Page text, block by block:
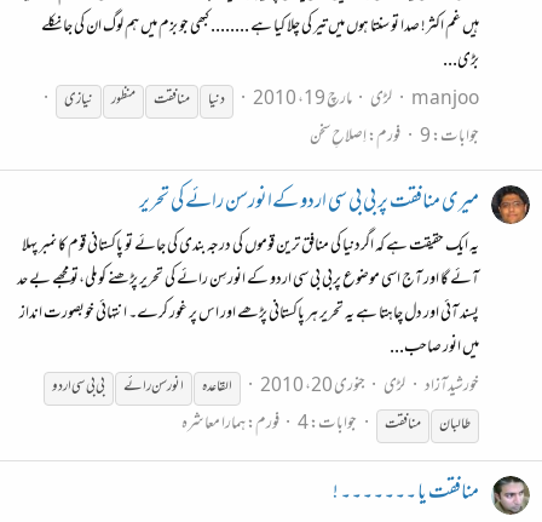
ہیں غم اکثر! صدا تو سنتا ہوں میں تیر کی چلا کیا ہے ........ کبھی جو بزم میں ہم لوگ ان کی جا نکلے
بڑی...
manjoo
لڑی مارچ 19، 2010 دنیا منافقت منظور نیازی
جوابات: 9 فورم:اِصلاحِ سخن
میری منافقت پر بی بی سی اردو کےانورسن رائے کی تحریر
یہ ایک حقیقت ہے کہ اگردنیا کی منافق ترین قوموں کی درجہ بندی کی جائے تو پاکستانی قوم کا نمبر پہلا
آئے گا اور آج اسی موضوع پربی بی سی اردو کے انورسِن رائے کی تحریر پڑھنے کو ملی،تو مجھے بے حد
پسند آئی اور دل چاہتا ہے یہ تحریر ہر پاکستانی پڑھے اور اس پر غور کرے۔ انتہائی خوبصورت انداز
میں انور صاحب...
خورشیدآزاد لڑی جنوری 20، 2010 القاعدہ انور سن رائے
بی بی سی اردو
طالبان
منافقت جوابات: 4 فورم:ہمارا معاشرہ
منافقت یا ۔۔۔۔۔۔۔ !